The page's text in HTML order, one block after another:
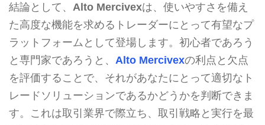
結論として、 Alto Mercivexは、使いやすさを備え
た高度な機能を求めるトレーダーにとって有望なプ
ラットフォームとして登場します。初心者であろう
と専門家であろうと、 Alto Mercivexの利点と欠点
を評価することで、それがあなたにとって適切なト
レードソリューションであるかどうかを判断できま
す。これは取引業界で際立ち、取引戦略と実行を最